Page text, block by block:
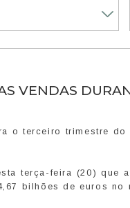
VENDAS
o terceiro trimestre
terça-feira (20) que
bilhões de euros no